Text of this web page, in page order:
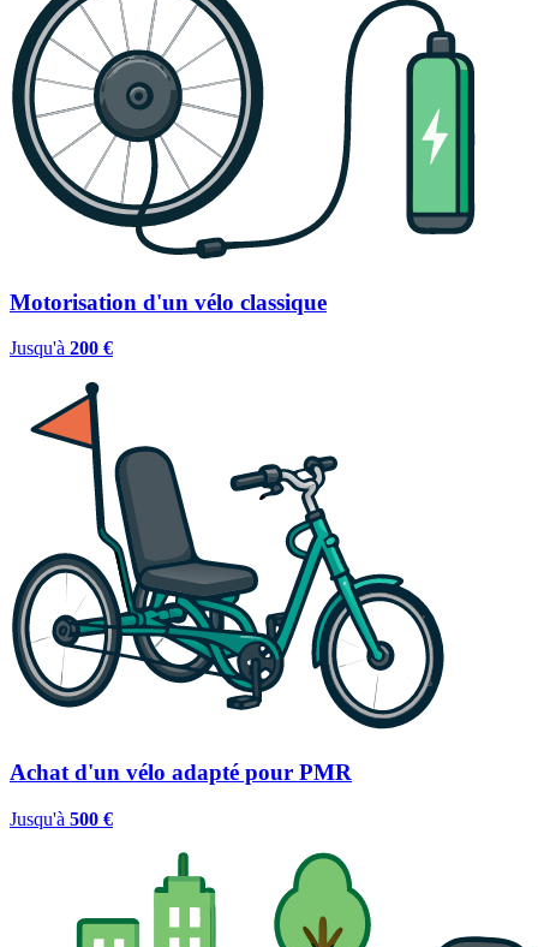
Motorisation d'un vélo classique
Jusqu'à 200 €
Achat d'un vélo adapté pour PMR
Jusqu'à 500 €